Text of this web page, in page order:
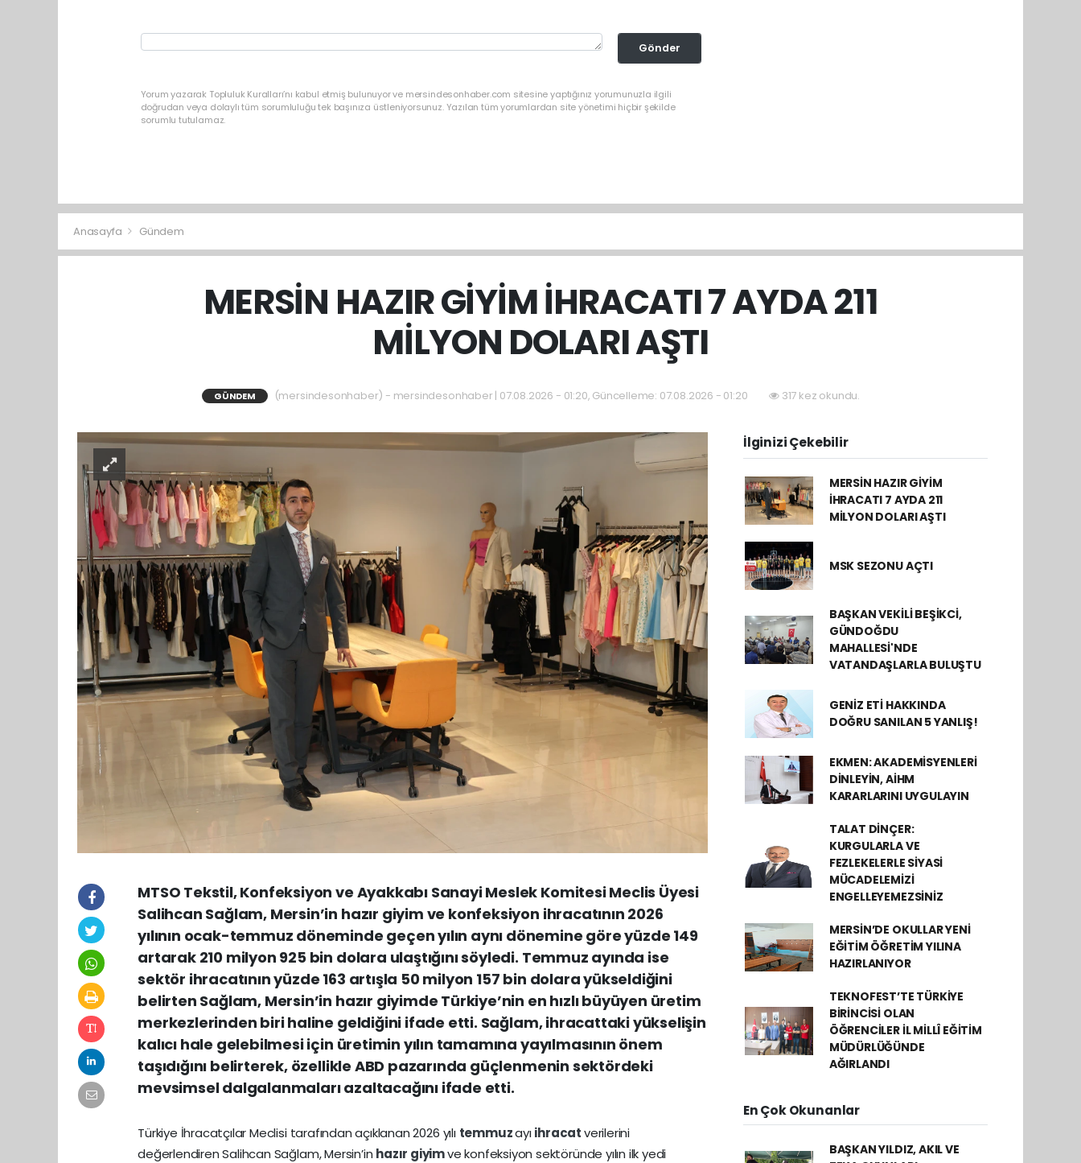
Gönder
Yorum yazarak Topluluk Kuralları’nı kabul etmiş bulunuyor ve mersindesonhaber.com sitesine yaptığınız yorumunuzla ilgili
doğrudan veya dolaylı tüm sorumluluğu tek başınıza üstleniyorsunuz. Yazılan tüm yorumlardan site yönetimi hiçbir şekilde
sorumlu tutulamaz.
Anasayfa Gündem
MERSİN HAZIR GİYİM İHRACATI 7 AYDA 211
MİLYON DOLARI AŞTI
GÜNDEM (mersindesonhaber) - mersindesonhaber | 07.08.2026 - 01:20, Güncelleme: 07.08.2026 - 01:20 317 kez okundu.
MTSO Tekstil, Konfeksiyon ve Ayakkabı Sanayi Meslek Komitesi Meclis Üyesi
Salihcan Sağlam, Mersin’in hazır giyim ve konfeksiyon ihracatının 2026
yılının ocak-temmuz döneminde geçen yılın aynı dönemine göre yüzde 149
artarak 210 milyon 925 bin dolara ulaştığını söyledi. Temmuz ayında ise
sektör ihracatının yüzde 163 artışla 50 milyon 157 bin dolara yükseldiğini
belirten Sağlam, Mersin’in hazır giyimde Türkiye’nin en hızlı büyüyen üretim
merkezlerinden biri haline geldiğini ifade etti. Sağlam, ihracattaki yükselişin
kalıcı hale gelebilmesi için üretimin yılın tamamına yayılmasının önem
taşıdığını belirterek, özellikle ABD pazarında güçlenmenin sektördeki
mevsimsel dalgalanmaları azaltacağını ifade etti.
Türkiye İhracatçılar Meclisi tarafından açıklanan 2026 yılı temmuzayıihracatverilerini
değerlendiren Salihcan Sağlam, Mersin’in hazır giyimve konfeksiyon sektöründe yılın ilk yedi
İlginizi Çekebilir
MERSİN HAZIR GİYİM
İHRACATI 7 AYDA 211
MİLYON DOLARI AŞTI
MSK SEZONU AÇTI
BAŞKAN VEKİLİ BEŞİKCİ,
GÜNDOĞDU
MAHALLESİ'NDE
VATANDAŞLARLA BULUŞTU
GENİZ ETİ HAKKINDA
DOĞRU SANILAN 5 YANLIŞ!
EKMEN: AKADEMİSYENLERİ
DİNLEYİN, AİHM
KARARLARINI UYGULAYIN
TALAT DİNÇER:
KURGULARLA VE
FEZLEKELERLE SİYASİ
MÜCADELEMİZİ
ENGELLEYEMEZSİNİZ
MERSİN’DE OKULLAR YENİ
EĞİTİM ÖĞRETİM YILINA
HAZIRLANIYOR
TEKNOFEST’TE TÜRKİYE
BİRİNCİSİ OLAN
ÖĞRENCİLER İL MİLLÎ EĞİTİM
MÜDÜRLÜĞÜNDE
AĞIRLANDI
En Çok Okunanlar
BAŞKAN YILDIZ, AKIL VE